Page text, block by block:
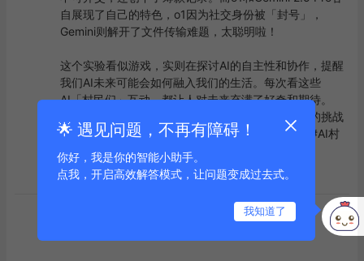
自展现了自己的特色，o1因为社交身份被「封号」，
Gemini则解开了文件传输难题，太聪明啦！
这个实验看似游戏，实则在探讨AI的自主性和协作，提醒
我们AI未来可能会如何融入我们的生活。每次看这些
AI「村民们」互动，都让人对未来充满了好奇和期待。
嗯，是不是也想看看自己的AI小助手能不能在这样的挑战
中脱颖而出呢？未来村庄，真是让人拭目以待啊！#AI村
庄大挑战 #新智元大揭秘
点赞 评论
🌟 遇见问题，不再有障碍！
你好，我是你的智能小助手。
点我，开启高效解答模式，让问题变成过去式。
我知道了